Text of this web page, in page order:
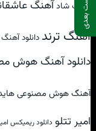
پست بعدیآهنگ شادآهنگ
آهنگ ترند دانلود
دانلود آهنگ هوش
آهنگ هوش مصنوعی
امیر تتلو دانلود ریمیکس